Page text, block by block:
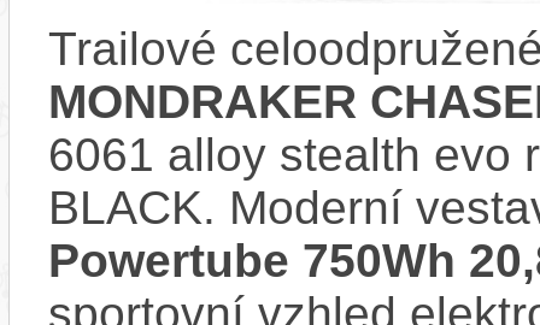
Trailové
MONDRAKER
6061 alloy stealth evo
BLACK. Moderní
Powertube 750Wh
sportovní vzhled